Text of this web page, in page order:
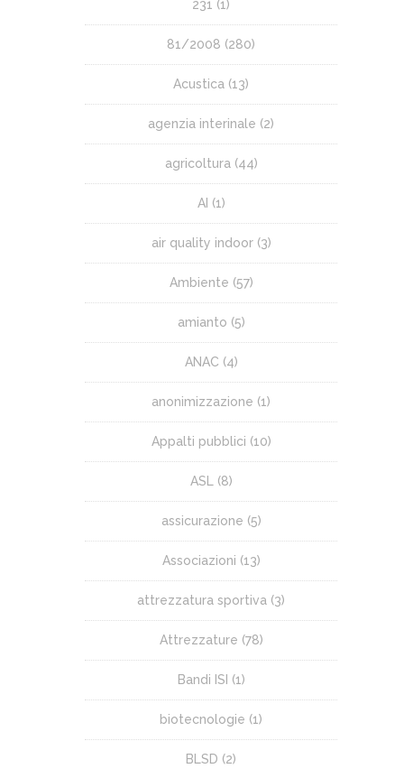
231 (1)
81/2008 (280)
Acustica (13)
agenzia interinale (2)
agricoltura (44)
AI (1)
air quality indoor(3)
Ambiente (57)
amianto (5)
ANAC (4)
anonimizzazione (1)
Appalti pubblici (10)
ASL (8)
assicurazione (5)
Associazioni (13)
attrezzatura sportiva (3)
Attrezzature (78)
Bandi ISI (1)
biotecnologie (1)
BLSD (2)